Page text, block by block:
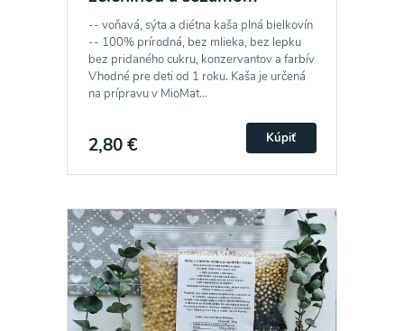
-- voňavá, sýta a diétna kaša plná bielkovín
-- 100% prírodná, bez mlieka, bez lepku
bez pridaného cukru, konzervantov a farbív
Vhodné pre deti od 1 roku. Kaša je určená
na prípravu v MioMat...
2,80 € Kúpiť